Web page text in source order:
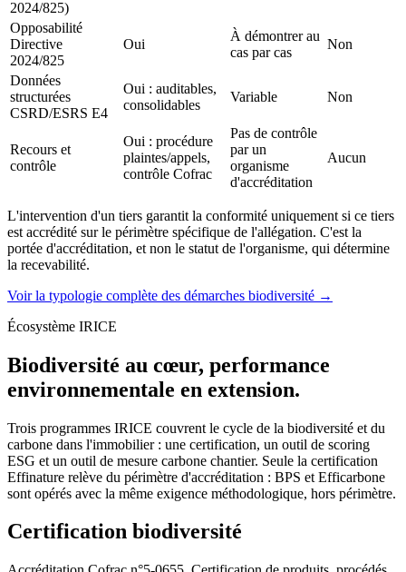
2024/825)
Opposabilité
Directive
2024/825
Oui
À démontrer au
cas par cas
Non
Données
structurées
CSRD/ESRS E4
Oui : auditables,
consolidables
Variable Non
Recours et
contrôle
Oui : procédure
plaintes/appels,
contrôle Cofrac
Pas de contrôle
par un
organisme
d'accréditation
Aucun
L'intervention d'un tiers garantit la conformité uniquement si ce tiers
est accrédité sur le périmètre spécifique de l'allégation. C'est la
portée d'accréditation, et non le statut de l'organisme, qui détermine
la recevabilité.
Voir la typologie complète des démarches biodiversité →
Écosystème IRICE
Biodiversité au cœur, performance
environnementale en extension.
Trois programmes IRICE couvrent le cycle de la biodiversité et du
carbone dans l'immobilier : une certification, un outil de scoring
ESG et un outil de mesure carbone chantier. Seule la certification
Effinature relève du périmètre d'accréditation : BPS et Efficarbone
sont opérés avec la même exigence méthodologique, hors périmètre.
Certification biodiversité